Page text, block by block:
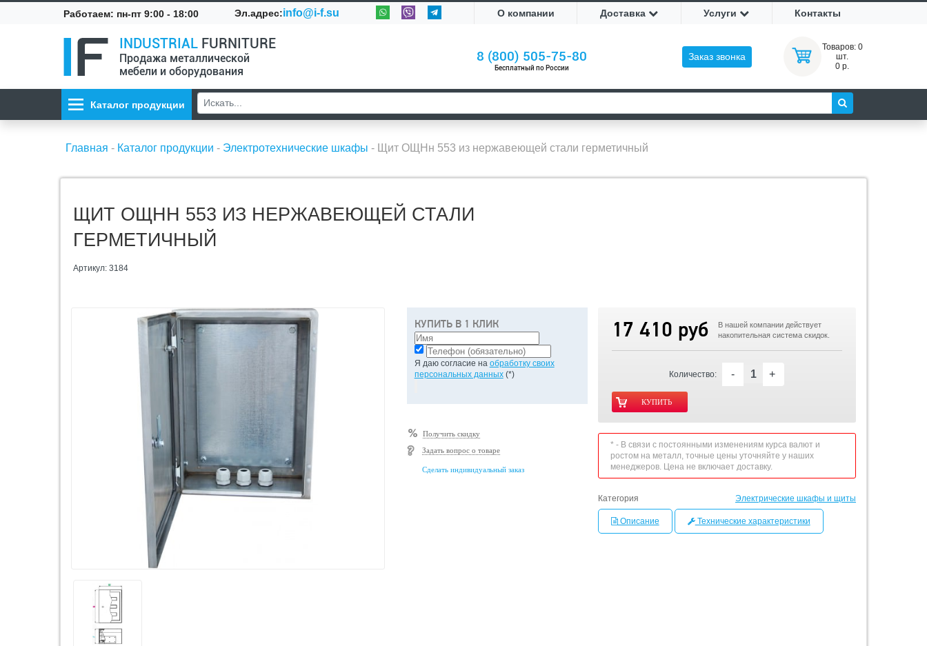
Работаем: пн-пт 9:00 - 18:00 Эл.адрес:info@i-f.su О компании Доставка Услуги Контакты
INDUSTRIAL FURNITURE
Продажа металлической
мебели и оборудования
8 (800) 505-75-80
Бесплатный по России
Заказ звонка
Товаров: 0
шт.
0 р.
Каталог продукции
Главная - Каталог продукции - Электротехнические шкафы - Щит ОЩНн 553 из нержавеющей стали герметичный
ЩИТ ОЩНН 553 ИЗ НЕРЖАВЕЮЩЕЙ СТАЛИ
ГЕРМЕТИЧНЫЙ
Артикул: 3184
КУПИТЬ В 1 КЛИК
Я даю согласие на обработку своих
персональных данных(*)
Получить скидку
Задать вопрос о товаре
Сделать индивидуальный заказ
17 410 руб
В нашей компании действует
накопительная система скидок.
Количество: - +
* - В связи с постоянными изменениям курса валют и
ростом на металл, точные цены уточняйте у наших
менеджеров. Цена не включает доставку.
Категория Электрические шкафы и щиты
Описание Технические характеристики